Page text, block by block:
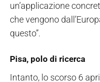
un’applicazione
che vengono
questo”.
Pisa, polo di ricerca
Intanto, lo scorso 6